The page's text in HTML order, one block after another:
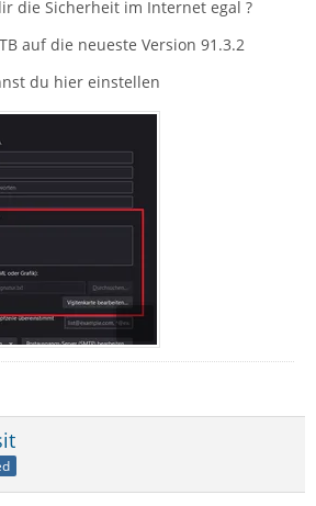
die Sicherheit im Internet egal ?
auf die neueste Version 91.3.2
du hier einstellen